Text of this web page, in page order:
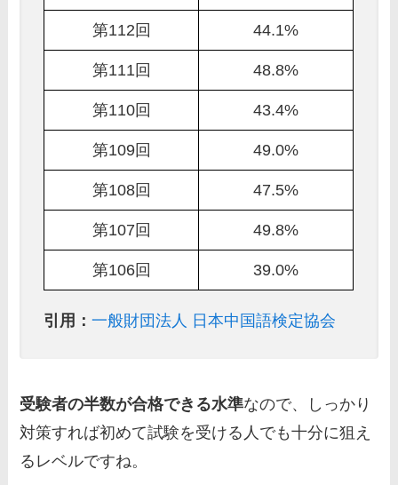
第112回 44.1%
第111回 48.8%
第110回 43.4%
第109回 49.0%
第108回 47.5%
第107回 49.8%
第106回 39.0%
引用：一般財団法人 日本中国語検定協会
受験者の半数が合格できる水準なので、しっかり
対策すれば初めて試験を受ける人でも十分に狙え
るレベルですね。